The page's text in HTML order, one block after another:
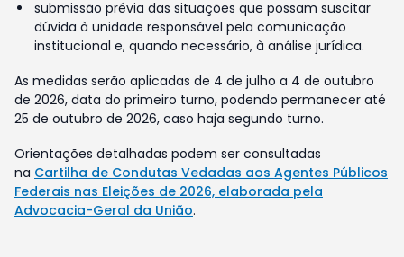
submissão prévia das situações que possam suscitar
dúvida à unidade responsável pela comunicação
institucional e, quando necessário, à análise jurídica.
As medidas serão aplicadas de 4 de julho a 4 de outubro
de 2026, data do primeiro turno, podendo permanecer até
25 de outubro de 2026, caso haja segundo turno.
Orientações detalhadas podem ser consultadas
na Cartilha de Condutas Vedadas aos Agentes Públicos
Federais nas Eleições de 2026, elaborada pela
Advocacia-Geral da União.